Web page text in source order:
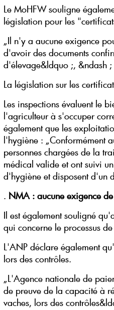
Le MoHFW souligne
législation pour les
„Il n'y a aucune exigence
d'avoir des documents
d'élevage&ldquo ;, &ndash
La législation sur les
Les inspections évaluent le
l'agriculteur à s'occuper
également que les
l'hygiène : „Conformément
personnes chargées de la
médical valide et ont suivi
d'hygiène et disposent d'un
. NMA : aucune exigence
Il est également souligné
qui concerne le processus
L'ANP déclare également
lors des contrôles.
„L'Agence nationale de
de preuve de la capacité à
vaches, lors des